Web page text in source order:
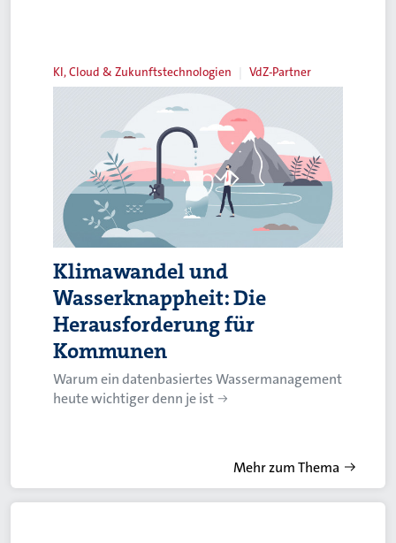
KI, Cloud & Zukunftstechnologien VdZ-Partner
Klimawandel und
Wasserknappheit: Die
Herausforderung für
Kommunen
Warum ein datenbasiertes Wassermanagement
heute wichtiger denn je ist
Mehr zum Thema